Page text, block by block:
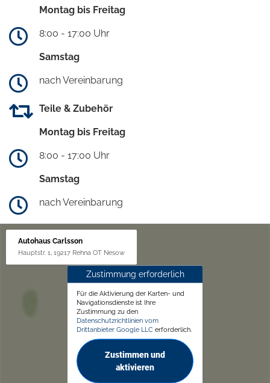
Montag bis Freitag
8:00 - 17:00 Uhr
Samstag
nach Vereinbarung
Teile & Zubehör
Montag bis Freitag
8:00 - 17:00 Uhr
Samstag
nach Vereinbarung
Autohaus Carlsson
Hauptstr. 1, 19217 Rehna OT Nesow
Zustimmung erforderlich
Für die Aktivierung der Karten- und
Navigationsdienste ist Ihre
Zustimmung zu den
Datenschutzrichtlinien vom
Drittanbieter Google LLC erforderlich.
Zustimmen und
aktivieren